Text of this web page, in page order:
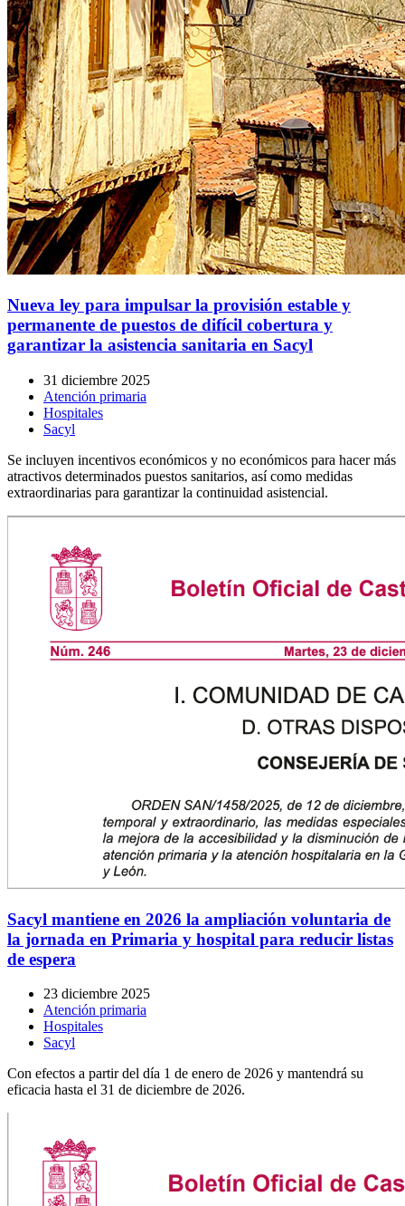
Nueva ley para impulsar la provisión estable y
permanente de puestos de difícil cobertura y
garantizar la asistencia sanitaria en Sacyl
31 diciembre 2025
Atención primaria
Hospitales
Sacyl
Se incluyen incentivos económicos y no económicos para hacer más
atractivos determinados puestos sanitarios, así como medidas
extraordinarias para garantizar la continuidad asistencial.
Sacyl mantiene en 2026 la ampliación voluntaria de
la jornada en Primaria y hospital para reducir listas
de espera
23 diciembre 2025
Atención primaria
Hospitales
Sacyl
Con efectos a partir del día 1 de enero de 2026 y mantendrá su
eficacia hasta el 31 de diciembre de 2026.